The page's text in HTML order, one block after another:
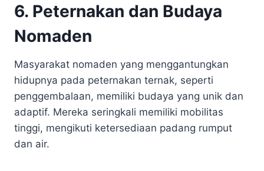
6. Peternakan dan Budaya
Nomaden
Masyarakat nomaden yang menggantungkan
hidupnya pada peternakan ternak, seperti
penggembalaan, memiliki budaya yang unik dan
adaptif. Mereka seringkali memiliki mobilitas
tinggi, mengikuti ketersediaan padang rumput
dan air.